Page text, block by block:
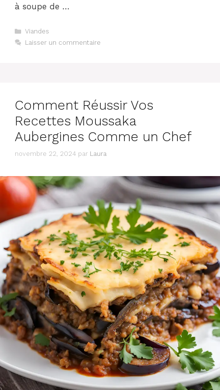
à soupe de …
Catégories
Viandes
Laisser un commentaire
Comment Réussir Vos
Recettes Moussaka
Aubergines Comme un Chef
novembre 22, 2024 par Laura